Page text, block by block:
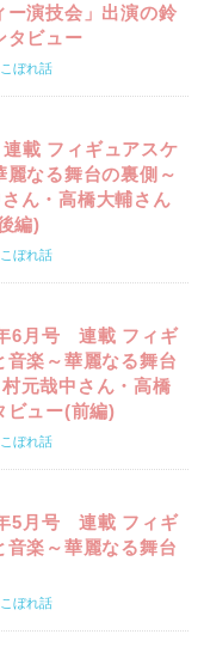
ー演技会」出演の鈴
タビュー
ぼれ話
載 フィギュアスケ
麗なる舞台の裏側～
ん・高橋大輔さん
編)
ぼれ話
6月号 連載 フィギ
音楽～華麗なる舞台
元哉中さん・高橋
ビュー(前編)
ぼれ話
5月号 連載 フィギ
音楽～華麗なる舞台
ぼれ話